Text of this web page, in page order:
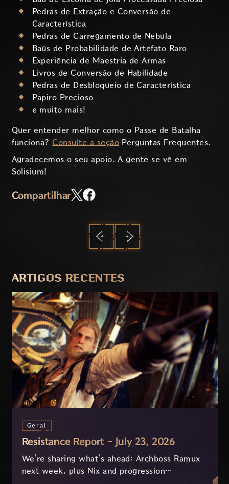
Pedras de Extração e Conversão de
Característica
Pedras de Carregamento de Nébula
Baús de Probabilidade de Artefato Raro
Experiência de Maestria de Armas
Livros de Conversão de Habilidade
Pedras de Desbloqueio de Característica
Papiro Precioso
e muito mais!
Quer entender melhor como o Passe de Batalha
funciona? Consulte a seção Perguntas Frequentes.
Agradecemos o seu apoio. A gente se vê em
Solisium!
Compartilhar
ARTIGOS RECENTES
Geral
Resistance Report - July 23, 2026
We're sharing what's ahead: Archboss Ramux
next week, plus Nix and progression